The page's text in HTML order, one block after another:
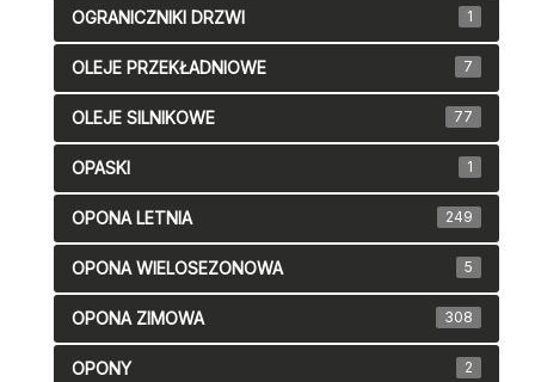
OGRANICZNIKI DRZWI 1
OLEJE PRZEKŁADNIOWE 7
OLEJE SILNIKOWE 77
OPASKI 1
OPONA LETNIA 249
OPONA WIELOSEZONOWA 5
OPONA ZIMOWA 308
OPONY 2